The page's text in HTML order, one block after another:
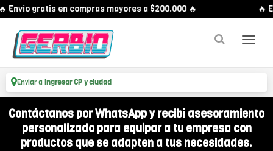
gratis en compras mayores a $200.000 🔥 🔥
Enviar a Ingresar CP y ciudad
Contáctanos por WhatsApp y recibí asesoramiento
personalizado para equipar a tu empresa con
productos que se adapten a tus necesidades.